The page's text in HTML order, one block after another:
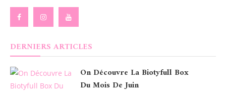
DERNIERS ARTICLES
On Découvre La Biotyfull Box
Du Mois De Juin